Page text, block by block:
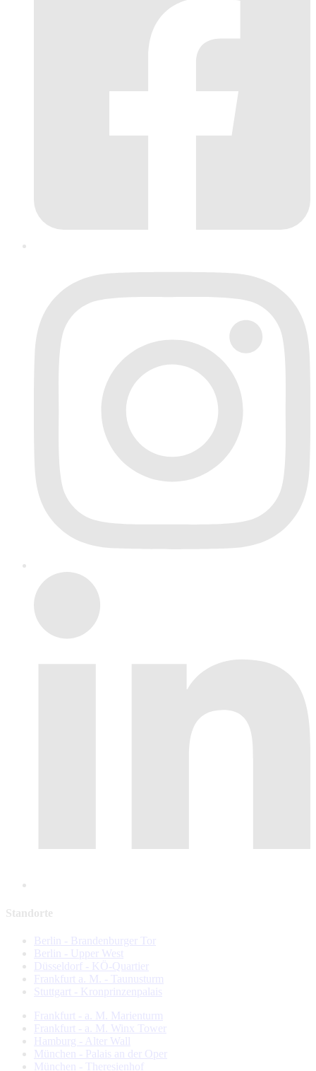
Standorte
Berlin - Brandenburger Tor
Berlin - Upper West
Düsseldorf - KÖ-Quartier
Frankfurt a. M. - Taunusturm
Stuttgart - Kronprinzenpalais
Frankfurt - a. M. Marienturm
Frankfurt - a. M. Winx Tower
Hamburg - Alter Wall
München - Palais an der Oper
München - Theresienhof